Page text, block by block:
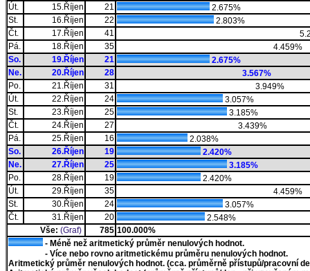
Út.
15.Říjen 21
2.675%
St.
16.Říjen 22
2.803%
Čt.
17.Říjen 41
Pá.
18.Říjen 35
4.459%
So.
19.Říjen 21
2.675%
Ne.
20.Říjen 28
3.567%
Po.
21.Říjen 31
3.949%
Út.
22.Říjen 24
3.057%
St.
23.Říjen 25
3.185%
Čt.
24.Říjen 27
3.439%
Pá.
25.Říjen 16
2.038%
So.
26.Říjen 19
2.420%
Ne.
27.Říjen 25
3.185%
Po.
28.Říjen 19
2.420%
Út.
29.Říjen 35
4.459%
St.
30.Říjen 24
3.057%
Čt.
31.Říjen 20
2.548%
Vše: (Graf) 785 100.000%
- Méně než aritmetický průměr nenulových hodnot.
- Více nebo rovno aritmetickému průměru nenulových hodnot.
Aritmetický průměr nenulových hodnot. (cca. průměrně přístupů/pracovní